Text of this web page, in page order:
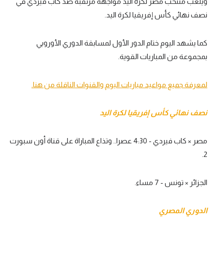
تحليل في الجول
حكايات في الجول
كويز في الجول
نصف نهائي كأس إفريقيا لكرة اليد.
كما يشهد اليوم ختام الدور الأول لمسابقة الدوري الأوروبي
بمجموعة من المباريات القوية.
لمعرفة جميع مواعيد مباريات اليوم والقنوات الناقلة من هنا.
نصف نهائي كأس إفريقيا لكرة اليد
مصر × كاب فيردي - 4:30 عصرا.. وتذاع المباراة على قناة أون سبورت
2.
الجزائر × تونس - 7 مساء.
الدوري المصري